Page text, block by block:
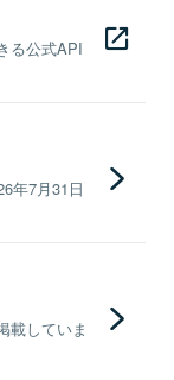
る公式API
年7月31日
載していま